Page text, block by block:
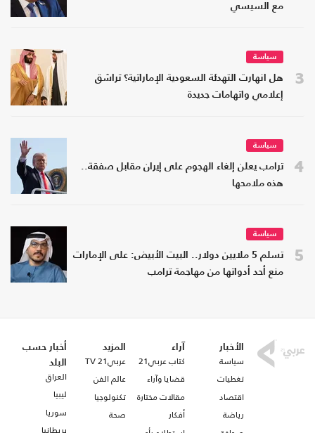
مع السيسي
3
سياسة
هل انهارت التهدئة السعودية الإماراتية؟ تراشق
إعلامي واتهامات جديدة
4
سياسة
ترامب يعلن إلغاء الهجوم على إيران مقابل صفقة..
هذه ملامحها
5
سياسة
تسلم 5 ملايين دولار.. البيت الأبيض: على الإمارات
منع أحد أدواتها من مهاجمة ترامب
الأخبار
سياسة
تغطيات
اقتصاد
رياضة
آراء
كتاب عربي21
قضايا وآراء
مقالات مختارة
أفكار
المزيد
عربي21 TV
عالم الفن
تكنولوجيا
صحة
أخبار حسب
البلد
العراق
ليبيا
سوريا